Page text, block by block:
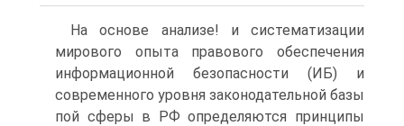
На основе анализе! и систематизации
мирового опыта правового обеспечения
информационной безопасности (ИБ) и
современного уровня законодательной базы
пой сферы в РФ определяются принципы